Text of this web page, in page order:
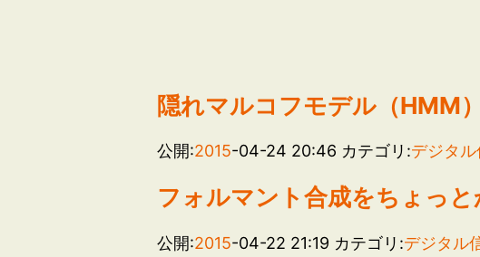
隠れマルコフモデル（HMM）
公開:2015-04-24 20:46 カテゴリ:デジタ
フォルマント合成をちょっと
公開:2015-04-22 21:19 カテゴリ:デジタル